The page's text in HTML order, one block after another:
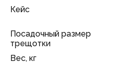
Кейс
Посадочный размер
трещотки
Вес, кг